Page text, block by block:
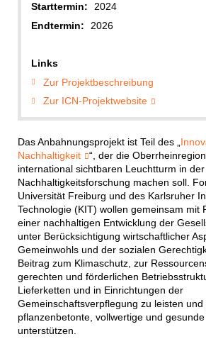
Starttermin:
2024
Endtermin:
2026
Links
Zur Projektbeschreibung
Zur ICN-Projektwebsite
Das Anbahnungsprojekt ist Teil des „
Nachhaltigkeit
“, der die
international sichtbaren Leuchtturm in der
Nachhaltigkeitsforschung machen soll.
Universität Freiburg und des Karlsruher
Technologie (KIT) wollen gemeinsam mit
einer nachhaltigen Entwicklung der
unter Berücksichtigung wirtschaftlicher
Gemeinwohls und der sozialen
Beitrag zum Klimaschutz, zur
gerechten und förderlichen
Lieferketten und in Einrichtungen der
Gemeinschaftsverpflegung zu leisten und
pflanzenbetonte, vollwertige und
unterstützen.